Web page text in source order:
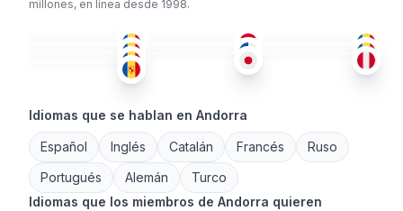
millones, en línea desde 1998.
CAT+3 CAT+2
Idiomas que se hablan en Andorra
Español Inglés Catalán Francés
Ruso
Portugués
Alemán
Turco
Idiomas que los miembros de Andorra quieren